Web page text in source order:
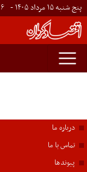
پنج شنبه ۱۵ مرداد ۱۴۰۵ -
درباره ما
تماس با ما
پیوندها